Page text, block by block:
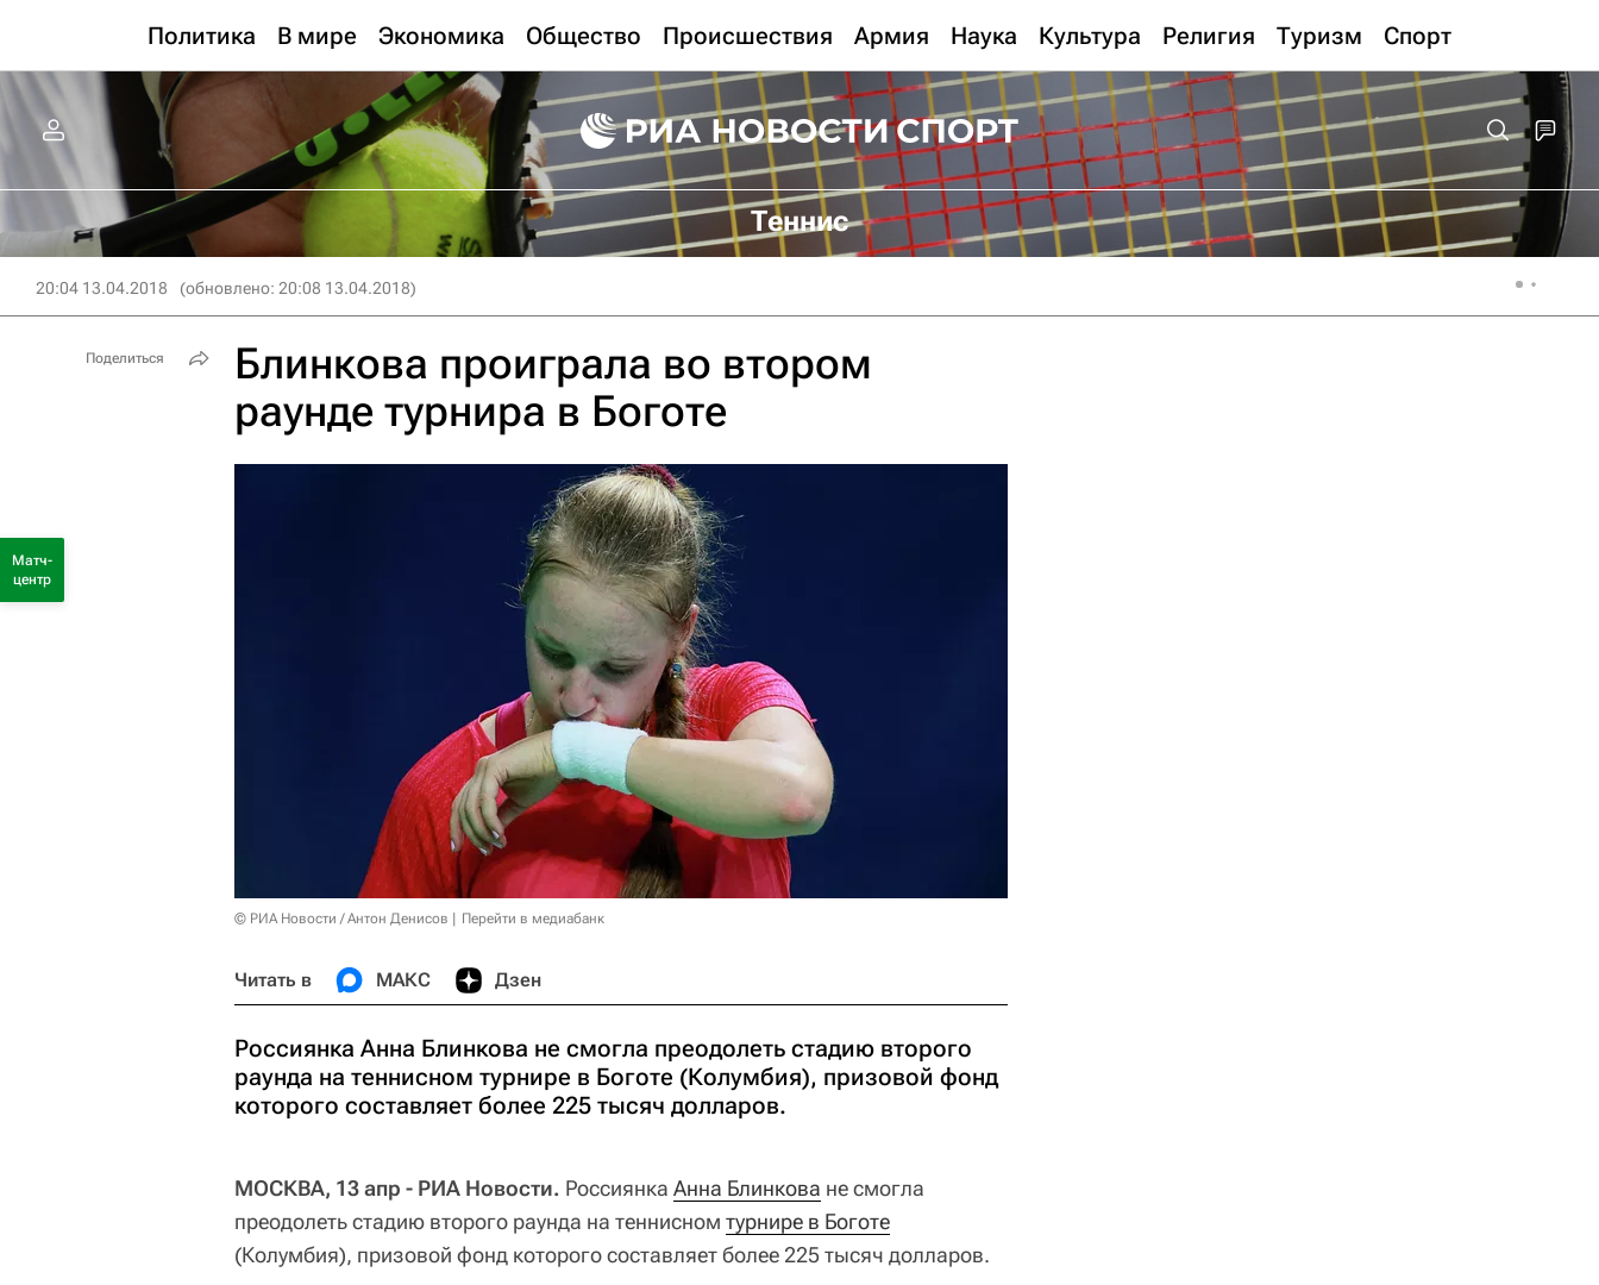
Политика В мире Экономика Общество Происшествия Армия Наука Культура Религия Туризм Спорт
Теннис
20:04 13.04.2018 (обновлено: 20:08 13.04.2018)
Блинкова проиграла во втором
раунде турнира в Боготе
© РИА Новости / Антон Денисов Перейти в медиабанк
Читать в МАКС Дзен
Россиянка Анна Блинкова не смогла преодолеть стадию второго
раунда на теннисном турнире в Боготе (Колумбия), призовой фонд
которого составляет более 225 тысяч долларов.
МОСКВА, 13 апр - РИА Новости. Россиянка Анна Блинкова не смогла
преодолеть стадию второго раунда на теннисном турнире в Боготе
(Колумбия), призовой фонд которого составляет более 225 тысяч долларов.
Поделиться
Матч-
центр